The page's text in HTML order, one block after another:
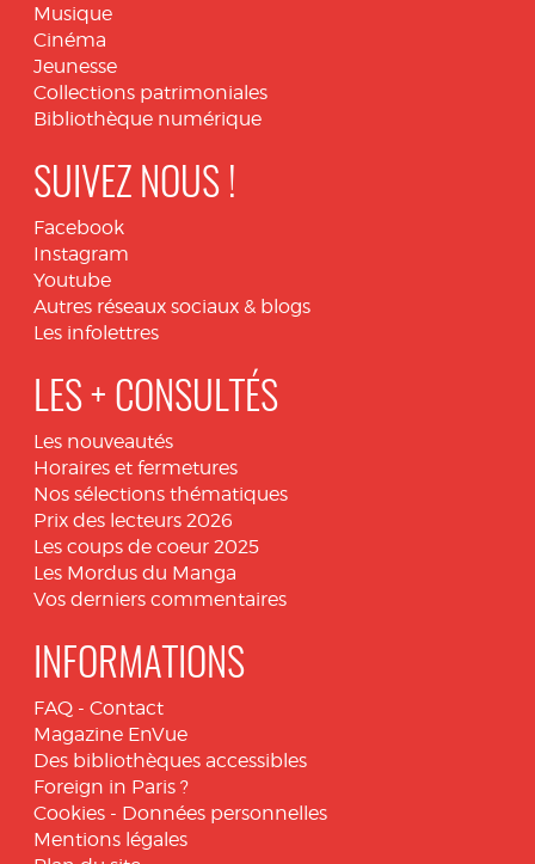
Musique
Cinéma
Jeunesse
Collections patrimoniales
Bibliothèque numérique
SUIVEZ NOUS !
Facebook
Instagram
Youtube
Autres réseaux sociaux & blogs
Les infolettres
LES + CONSULTÉS
Les nouveautés
Horaires et fermetures
Nos sélections thématiques
Prix des lecteurs 2026
Les coups de coeur 2025
Les Mordus du Manga
Vos derniers commentaires
INFORMATIONS
FAQ - Contact
Magazine EnVue
Des bibliothèques accessibles
Foreign in Paris ?
Cookies - Données personnelles
Mentions légales